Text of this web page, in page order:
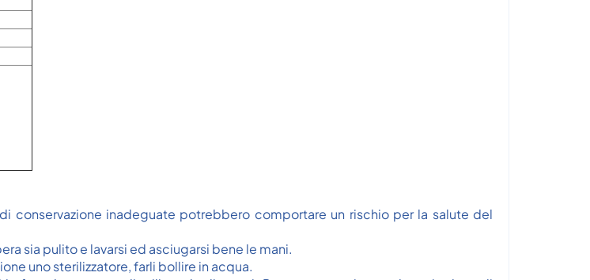
conservazione inadeguate potrebbero comportare un rischio per la salute del
sia pulito e lavarsi ed asciugarsi bene le mani.
uno sterilizzatore, farli bollire in acqua.